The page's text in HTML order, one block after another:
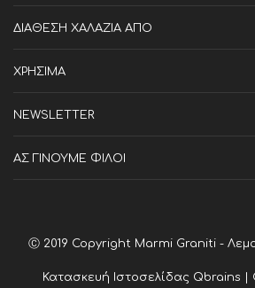
ΔΙΑΘΕΣΗ ΧΑΛΑΖΙΑ ΑΠΟ
ΧΡΗΣΙΜΑ
NEWSLETTER
ΑΣ ΓΙΝΟΥΜΕ ΦΙΛΟΙ
Ⓒ 2019 Copyright Marmi Graniti -
Κατασκευή Ιστοσελίδας Qbrains |